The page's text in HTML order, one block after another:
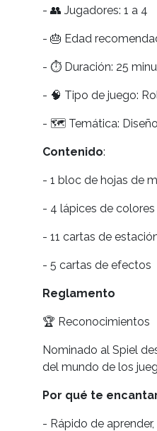
- 👥 Jugadores: 1 a 4
- 🎂 Edad
- ⏱️ Duración: 25
- 🧠 Tipo de juego:
- 🗺️ Temática:
Contenido:
- 1 bloc de hojas de
- 4 lápices de colores
- 11 cartas de
- 5 cartas de efectos
Reglamento
🏆 Reconocimientos
Nominado al Spiel
del mundo de los
Por qué te
- Rápido de